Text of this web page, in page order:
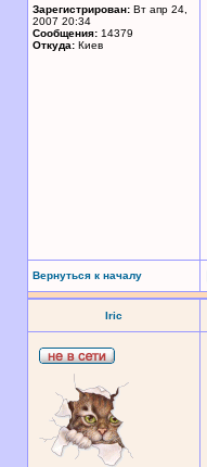
Зарегистрирован: Вт апр 24,
2007 20:34
Сообщения: 14379
Откуда: Киев
Вернуться к началу
Iric